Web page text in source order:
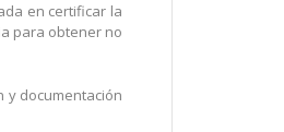
en certificar la
para obtener no
y documentación